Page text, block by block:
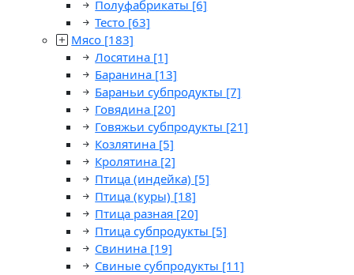
Полуфабрикаты [6]
Тесто [63]
Мясо [183]
Лосятина [1]
Баранина [13]
Бараньи субпродукты [7]
Говядина [20]
Говяжьи субпродукты [21]
Козлятина [5]
Кролятина [2]
Птица (индейка) [5]
Птица (куры) [18]
Птица разная [20]
Птица субпродукты [5]
Свинина [19]
Свиные субпродукты [11]